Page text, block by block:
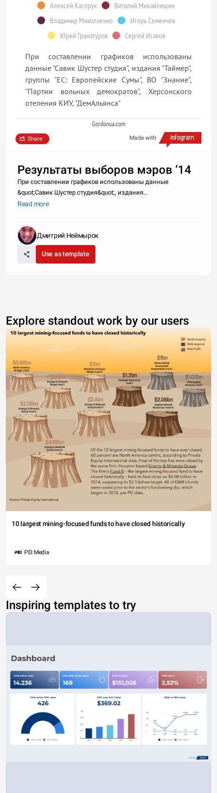
Алексей Каспрук
Виталий Михайлишин
Владимир Миколаенко
Игорь Семенчев
Юрий Гранатуров
Сергей Исаков
При составлении графиков использованы
данные "Савик Шустер студия", издания "Таймер",
группы "ЕС: Европейские Сумы", ВО "Знание",
"Партии вольных демократов", Херсонского
отеления КИУ, "ДемАльянса"
Gordonua.com
Made with
Share
Результаты выборов мэров ’14
При составлении графиков использованы данные
&quot;Савик Шустер студия&quot;, издания
&quot;Таймер&quot;, группы &quot;ЕС: Европейские
демократов&quot;, Херсонского отеления КИУ,
&quot;ДемАльянса&quo
Read more
Дмитрий Неймырок
Use as template
Explore standout work by our users
10 largest mining-focused funds to have closed historically
PEI Media
Inspiring templates to try